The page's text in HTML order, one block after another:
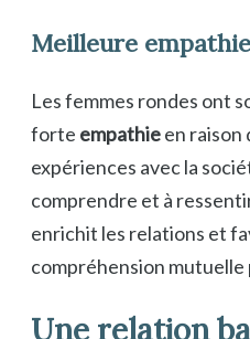
Meilleure
Les femmes rondes ont
forte empathieen raison
expériences avec la
comprendre et à
enrichit les relations et
compréhension mutuelle
Une relation